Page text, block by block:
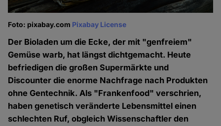
Foto: pixabay.com Pixabay License
Der Bioladen um die Ecke, der mit "genfreiem"
Gemüse warb, hat längst dichtgemacht. Heute
befriedigen die großen Supermärkte und
Discounter die enorme Nachfrage nach Produkten
ohne Gentechnik. Als "Frankenfood" verschrien,
haben genetisch veränderte Lebensmittel einen
schlechten Ruf, obgleich Wissenschaftler den